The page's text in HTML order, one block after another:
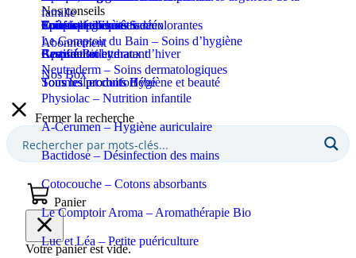
Coupe-ongles et ciseaux
Apaisant et hydratant
Sommeil et confort
Puériculture
Certifié Bio
Tous les produits Bébé
Confort et bien-être
Respiration et maux d’hiver
Tous les produits Santé
Epilation et crèmes décolorantes
Soins spécifiques
Soins solaires
Eaux de toilette
Tous les produits Hygiène et beauté
famille
Le Comptoir du Bain – Soins d’hygiène
Neutraderm – Soins dermatologiques
Physiolac – Nutrition infantile
A-Cerumen – Hygiène auriculaire
Bactidose – Désinfection des mains
Cotocouche – Cotons absorbants
Le Comptoir Aroma – Aromathérapie Bio
Luc et Léa – Petite puériculture
Nos conseils
Abonnement
Nos Box
Fermer la recherche
Panier
Votre panier est vide.